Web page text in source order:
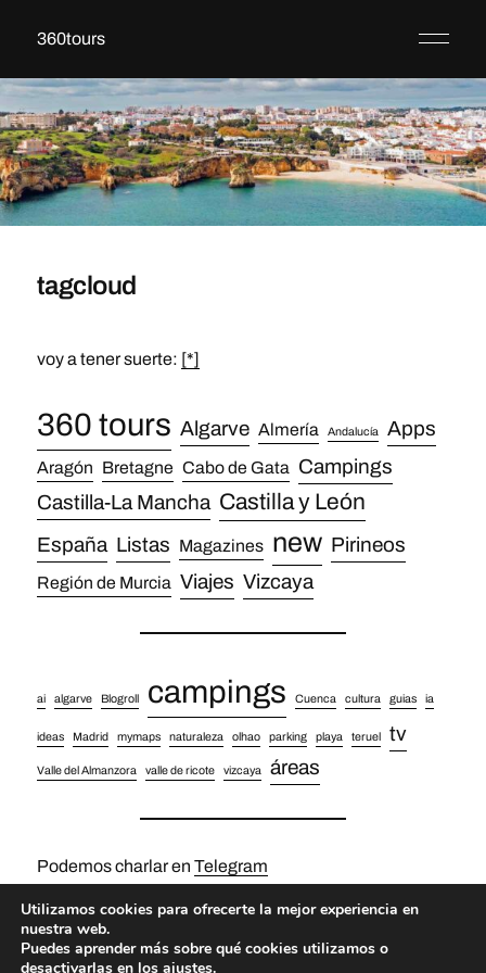
360tours
tagcloud
voy a tener suerte: [*]
360 tours Algarve Almería Andalucía Apps
Aragón Bretagne Cabo de Gata Campings
Castilla-La Mancha Castilla y León
España Listas Magazines new Pirineos
Región de Murcia Viajes Vizcaya
ai algarve Blogroll campings Cuenca cultura guias ia
ideas Madrid mymaps naturaleza olhao parking playa teruel tv
Valle del Almanzora valle de ricote vizcaya áreas
Podemos charlar en Telegram
Utilizamos cookies para ofrecerte la mejor experiencia en
nuestra web.
Puedes aprender más sobre qué cookies utilizamos o
desactivarlas en los ajustes.